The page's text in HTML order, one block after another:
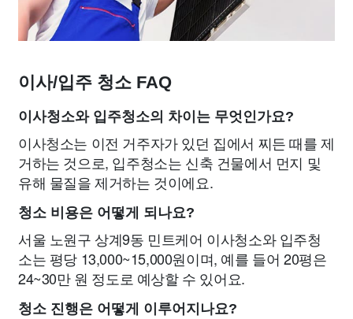
이사/입주 청소 FAQ
이사청소와 입주청소의 차이는 무엇인가요?
이사청소는 이전 거주자가 있던 집에서 찌든 때를 제
거하는 것으로, 입주청소는 신축 건물에서 먼지 및
유해 물질을 제거하는 것이에요.
청소 비용은 어떻게 되나요?
서울 노원구 상계9동 민트케어 이사청소와 입주청
소는 평당 13,000~15,000원이며, 예를 들어 20평은
24~30만 원 정도로 예상할 수 있어요.
청소 진행은 어떻게 이루어지나요?